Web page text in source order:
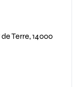
Terre, 14000